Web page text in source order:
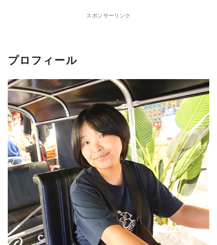
スポンサーリンク
プロフィール